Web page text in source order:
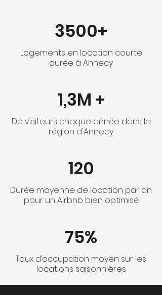
3500+
Logements en location courte
durée à Annecy
1,3M +
De visiteurs chaque année dans la
région d'Annecy
120
Durée moyenne de location par an
pour un Airbnb bien optimisé
75%
Taux d’occupation moyen sur les
locations saisonnières